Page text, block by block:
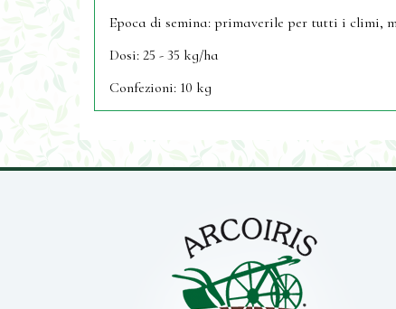
Epoca di semina: primaverile per tutti i climi,
Dosi: 25 - 35 kg/ha
Confezioni: 10 kg